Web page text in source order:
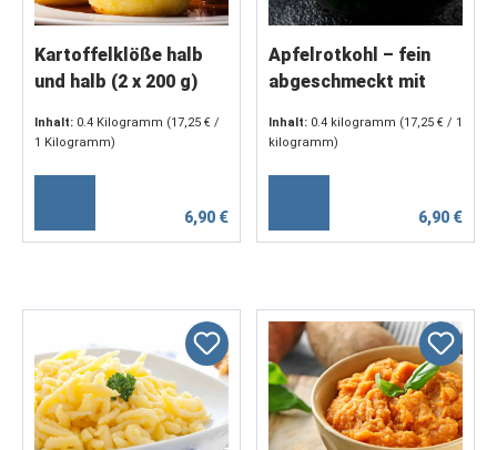
Kartoffelklöße halb
und halb (2 x 200 g)
Inhalt: 0.4 Kilogramm (17,25 € /
1 Kilogramm)
6,90 €
Apfelrotkohl – fein
abgeschmeckt mit
x 200 g)
Inhalt: 0.4 kilogramm (17,25 € / 1
kilogramm)
6,90 €